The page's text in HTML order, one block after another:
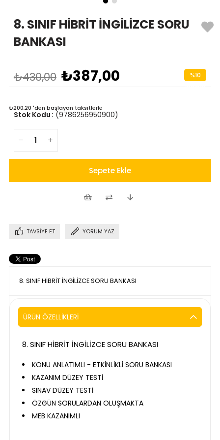
8. SINIF HİBRİT İNGİLİZCE SORU
BANKASI
₺430,00 ₺387,00 %10
₺200,20 'den başlayan taksitlerle
(9786256950900)
Stok Kodu
TAVSIYE ET YORUM YAZ
8. SINIF HİBRİT İNGİLİZCE SORU BANKASI
ÜRÜN ÖZELLIKLERI
8. SINIF HİBRİT İNGİLİZCE SORU BANKASI
KONU ANLATIMLI - ETKİNLİKLİ SORU BANKASI
KAZANIM DÜZEY TESTİ
SINAV DÜZEY TESTİ
ÖZGÜN SORULARDAN OLUŞMAKTA
MEB KAZANIMLI